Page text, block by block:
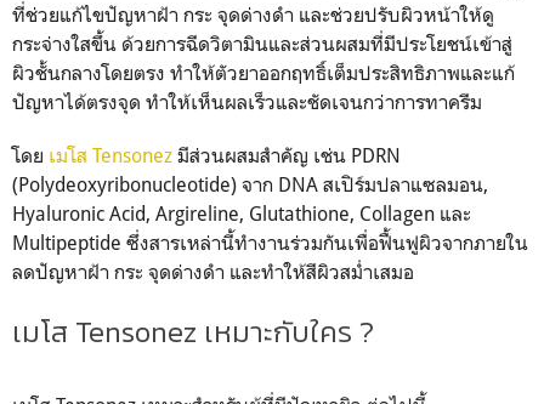
ที่ช่วยแก้ไขปัญหาฝ้า กระ จุดด่างดำ และช่วยปรับผิวหน้าให้ดู
กระจ่างใสขึ้น ด้วยการฉีดวิตามินและส่วนผสมที่มีประโยชน์เข้าสู่
ผิวชั้นกลางโดยตรง ทำให้ตัวยาออกฤทธิ์เต็มประสิทธิภาพและแก้
ปัญหาได้ตรงจุด ทำให้เห็นผลเร็วและชัดเจนกว่าการทาครีม
โดย เมโส Tensonez มีส่วนผสมสำคัญ เช่น PDRN
(Polydeoxyribonucleotide) จาก DNA สเปิร์มปลาแซลมอน,
Hyaluronic Acid, Argireline, Glutathione, Collagen และ
Multipeptide ซึ่งสารเหล่านี้ทำงานร่วมกันเพื่อฟื้นฟูผิวจากภายใน
ลดปัญหาฝ้า กระ จุดด่างดำ และทำให้สีผิวสม่ำเสมอ
เมโส Tensonez เหมาะกับใคร ?